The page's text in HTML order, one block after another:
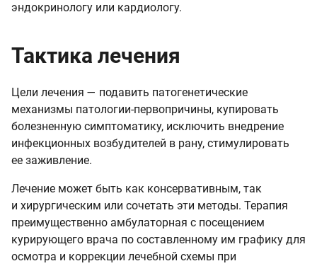
эндокринологу или кардиологу.
Тактика лечения
Цели лечения — подавить патогенетические
механизмы патологии-первопричины, купировать
болезненную симптоматику, исключить внедрение
инфекционных возбудителей в рану, стимулировать
ее заживление.
Лечение может быть как консервативным, так
и хирургическим или сочетать эти методы. Терапия
преимущественно амбулаторная с посещением
курирующего врача по составленному им графику для
осмотра и коррекции лечебной схемы при